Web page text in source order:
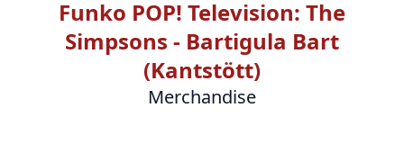
Funko POP! Television: The
Simpsons - Bartigula Bart
(Kantstött)
Merchandise